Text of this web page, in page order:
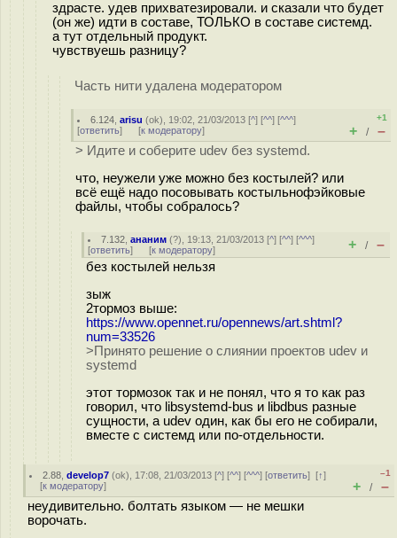
здрасте. удев прихватезировали. и сказали что будет
(он же) идти в составе, ТОЛЬКО в составе системд.
а тут отдельный продукт.
чувствуешь разницу?
Часть нити удалена модератором
6.124 ,arisu (ok), 19:02, 21/03/2013 [^] [^^] [^^^]
[ответить] [к модератору]
+1
+ / –
> Идите и соберите udev без systemd.
что, неужели уже можно без костылей? или
всё ещё надо посовывать костыльнофэйковые
файлы, чтобы собралось?
7.132 ,ананим (?), 19:13, 21/03/2013 [^] [^^] [^^^]
[ответить] [к модератору] + / –
без костылей нельзя
зыж
2тормоз выше:
https://www.opennet.ru/opennews/art.shtml?
num=33526
>Принято решение о слиянии проектов udev и
systemd
этот тормозок так и не понял, что я то как раз
говорил, что libsystemd-bus и libdbus разные
сущности, а udev один, как бы его не собирали,
вместе с системд или по-отдельности.
2.88 ,develop7 (ok), 17:08, 21/03/2013 [^] [^^] [^^^] [ответить][↑]
[к модератору]
–1
+ / –
неудивительно. болтать языком — не мешки
ворочать.